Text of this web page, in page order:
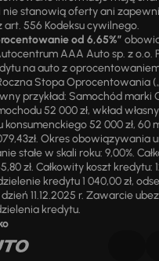
nie stanowią oferty ani
art. 556 Kodeksu cywilnego.
od 6,65%”
AAA Auto sp. z o.o.
na auto z oprocentowaniem
Stopa Oprocentowania
przykład: Samochód marki
52 000 zł, wkład
52 000 zł, 60
Okres obowiązywania
stałe w skali roku: 9,00%.
zł. Całkowity koszt kredytu:
kredytu 1 040,00 zł,
11.12.2025 r. Zawarcie
kredytu.